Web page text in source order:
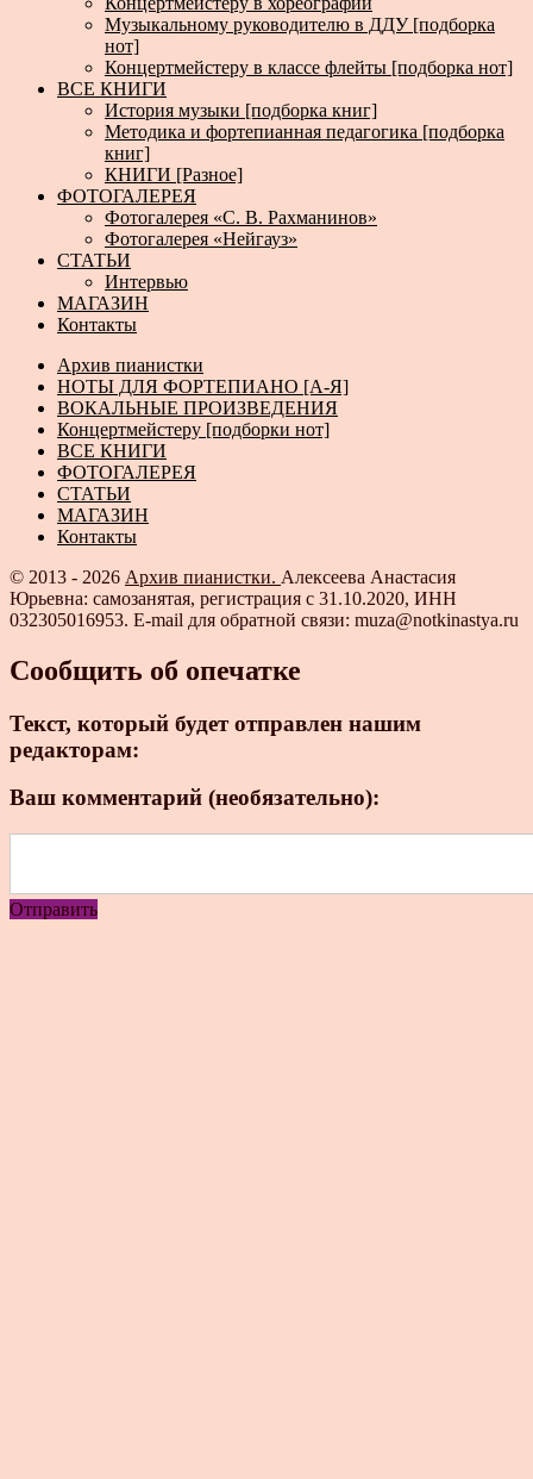
Музыкальному руководителю в ДДУ [подборка
нот]
Концертмейстеру в классе флейты [подборка нот]
ВСЕ КНИГИ
История музыки [подборка книг]
Методика и фортепианная педагогика [подборка
книг]
КНИГИ [Разное]
ФОТОГАЛЕРЕЯ
Фотогалерея «С. В. Рахманинов»
Фотогалерея «Нейгауз»
СТАТЬИ
Интервью
МАГАЗИН
Контакты
Архив пианистки
НОТЫ ДЛЯ ФОРТЕПИАНО [А-Я]
ВОКАЛЬНЫЕ ПРОИЗВЕДЕНИЯ
Концертмейстеру [подборки нот]
ВСЕ КНИГИ
ФОТОГАЛЕРЕЯ
СТАТЬИ
МАГАЗИН
Контакты
© 2013 - 2026 Архив пианистки. Алексеева Анастасия
Юрьевна: самозанятая, регистрация с 31.10.2020, ИНН
032305016953. E-mail для обратной связи: muza@notkinastya.ru
Сообщить об опечатке
Текст, который будет отправлен нашим
редакторам:
Ваш комментарий (необязательно):
Отправить